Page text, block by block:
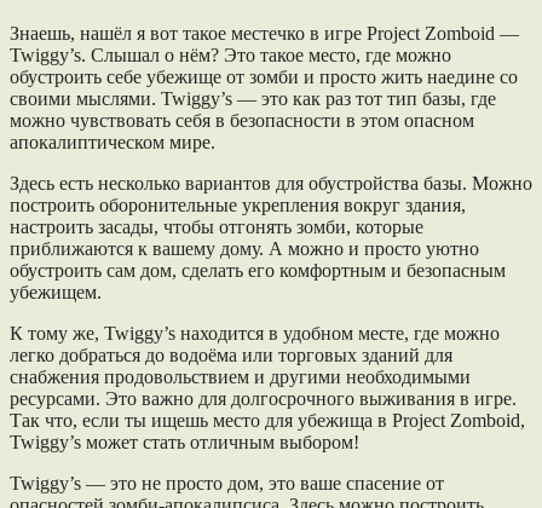
Знаешь, нашёл я вот такое местечко в игре Project Zomboid —
Twiggy’s. Слышал о нём? Это такое место, где можно
обустроить себе убежище от зомби и просто жить наедине со
своими мыслями. Twiggy’s — это как раз тот тип базы, где
можно чувствовать себя в безопасности в этом опасном
апокалиптическом мире.
Здесь есть несколько вариантов для обустройства базы. Можно
построить оборонительные укрепления вокруг здания,
настроить засады, чтобы отгонять зомби, которые
приближаются к вашему дому. А можно и просто уютно
обустроить сам дом, сделать его комфортным и безопасным
убежищем.
К тому же, Twiggy’s находится в удобном месте, где можно
легко добраться до водоёма или торговых зданий для
снабжения продовольствием и другими необходимыми
ресурсами. Это важно для долгосрочного выживания в игре.
Так что, если ты ищешь место для убежища в Project Zomboid,
Twiggy’s может стать отличным выбором!
Twiggy’s — это не просто дом, это ваше спасение от